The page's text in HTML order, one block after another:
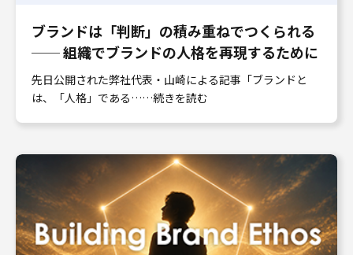
ブランドは「判断」の積み重ねでつくられる
── 組織でブランドの人格を再現するために
先日公開された弊社代表・山崎による記事「ブランドと
は、「人格」である……続きを読む